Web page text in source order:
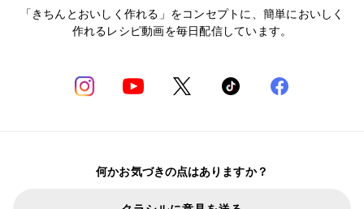
「きちんとおいしく作れる」をコンセプトに、簡単においしく
作れるレシピ動画を毎日配信しています。
何かお気づきの点はありますか？